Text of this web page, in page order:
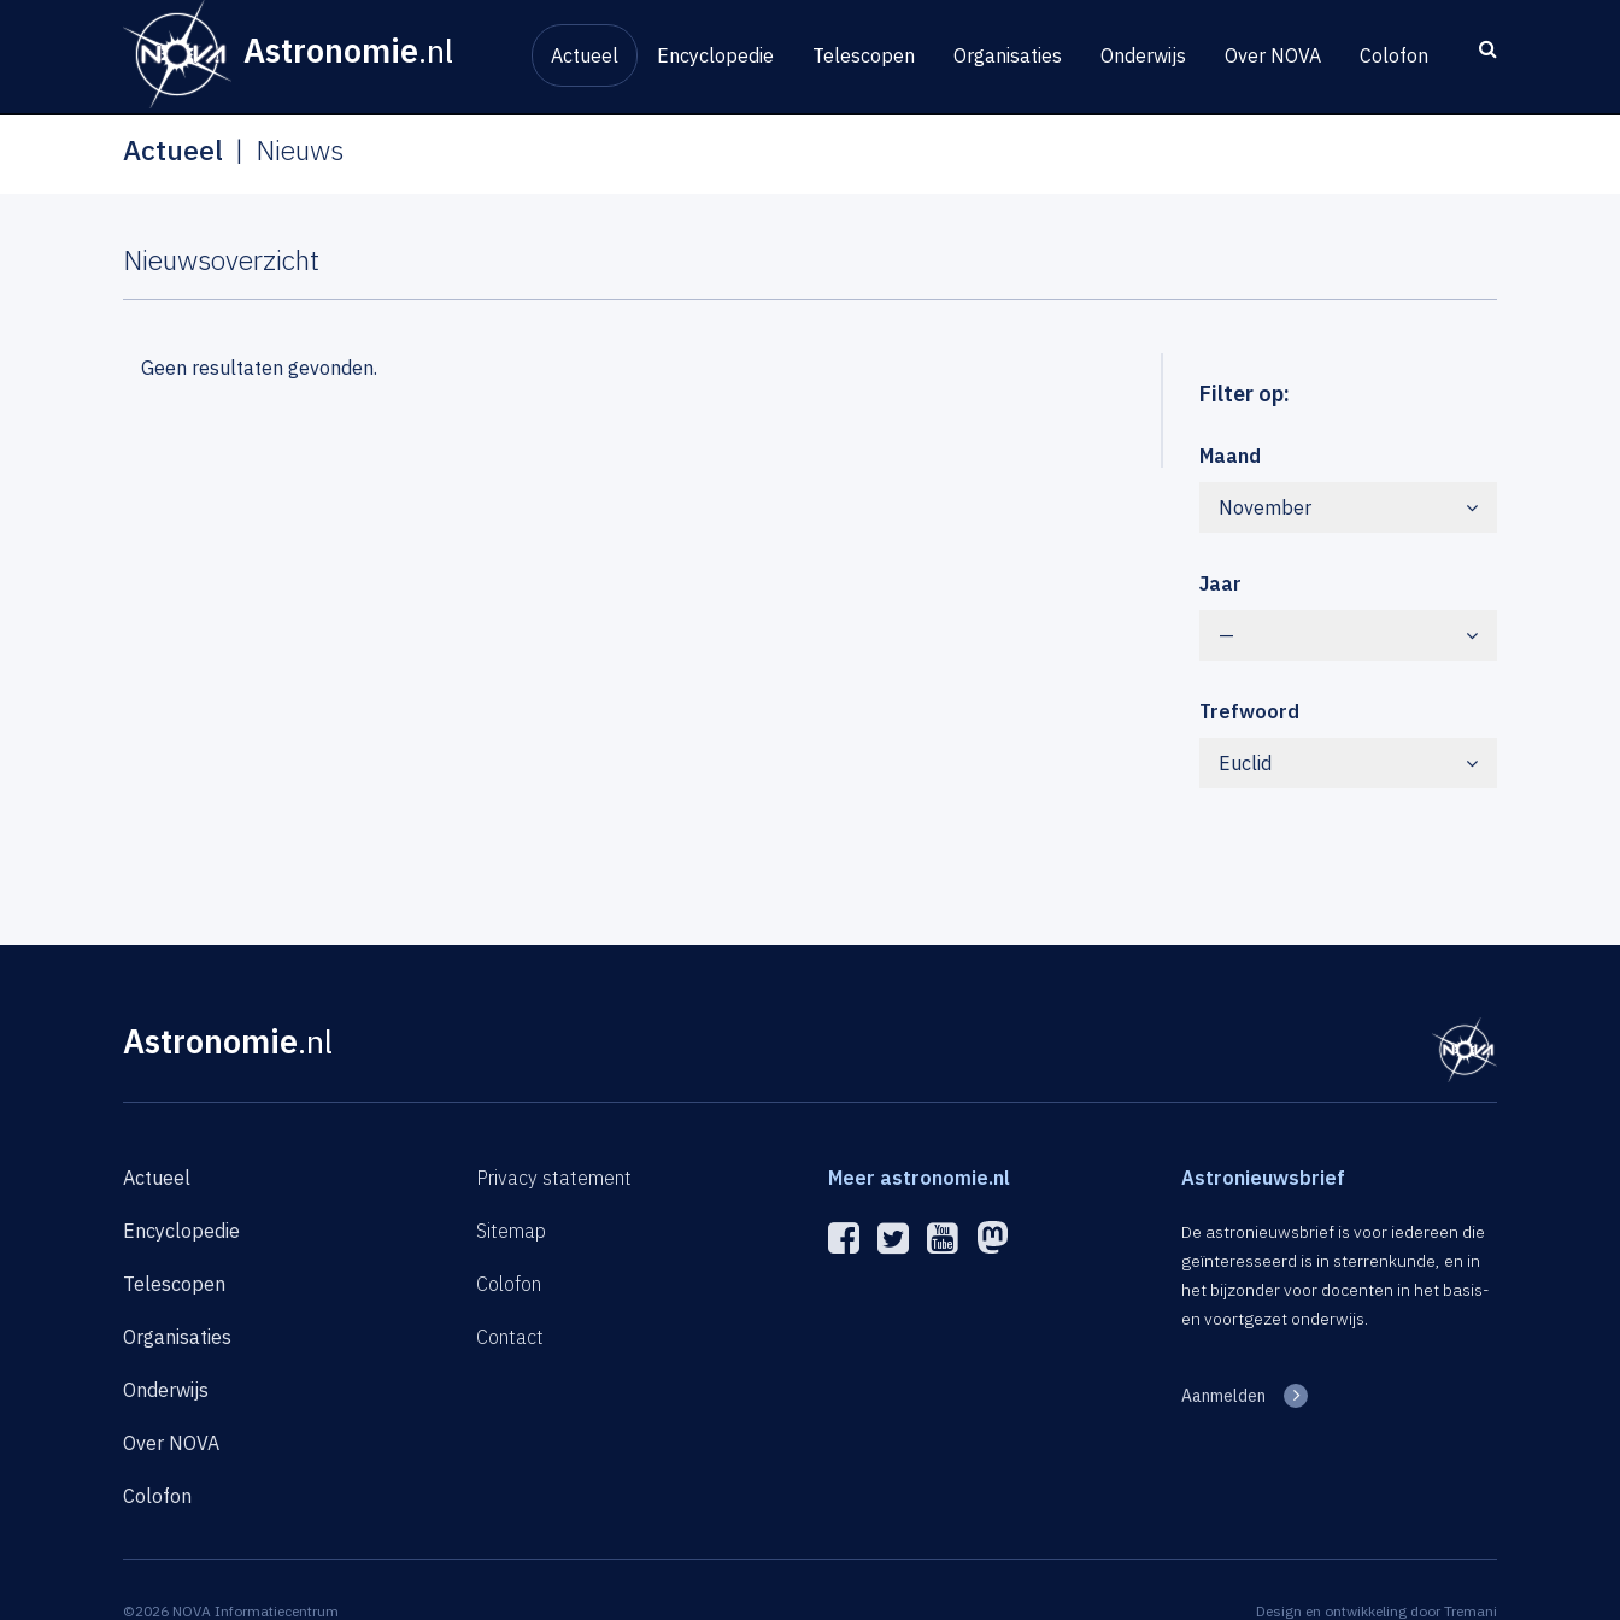
Astronomie.nl Actueel Encyclopedie Telescopen Organisaties Onderwijs Over NOVA Colofon
Actueel Nieuws
Nieuwsoverzicht
Filter op:
Maand
November
Jaar
—
Trefwoord
Euclid
Geen resultaten gevonden.
Astronomie.nl
Actueel
Encyclopedie
Telescopen
Organisaties
Onderwijs
Over NOVA
Colofon
Privacy statement
Sitemap
Colofon
Contact
Meer astronomie.nl Astronieuwsbrief
De astronieuwsbrief is voor iedereen die
geïnteresseerd is in sterrenkunde, en in
het bijzonder voor docenten in het basis-
en voortgezet onderwijs.
Aanmelden
©2026 NOVA Informatiecentrum Design en ontwikkeling door Tremani